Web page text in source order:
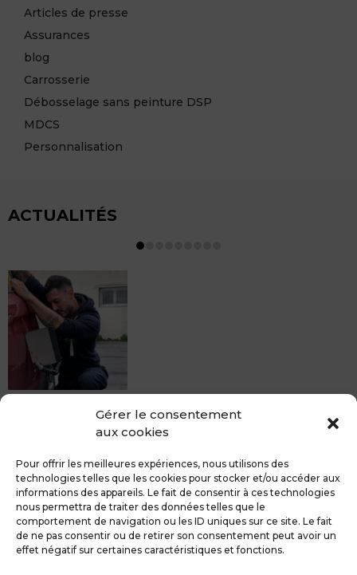
Gérer le consentement
aux cookies
Pour offrir les meilleures expériences, nous utilisons des
technologies telles que les cookies pour stocker et/ou accéder aux
informations des appareils. Le fait de consentir à ces technologies
nous permettra de traiter des données telles que le
comportement de navigation ou les ID uniques sur ce site. Le fait
de ne pas consentir ou de retirer son consentement peut avoir un
effet négatif sur certaines caractéristiques et fonctions.
Articles de presse
Assurances
blog
Carrosserie
Débosselage sans peinture DSP
MDCS
Personnalisation
ACTUALITÉS
peinture, sans rendez-vous mais Avec le sourire :)
du débosselage vous accueille sans rendez-...
MDCS GROUPE
Mentions légales